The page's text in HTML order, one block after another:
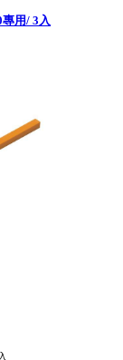
用/ 3入